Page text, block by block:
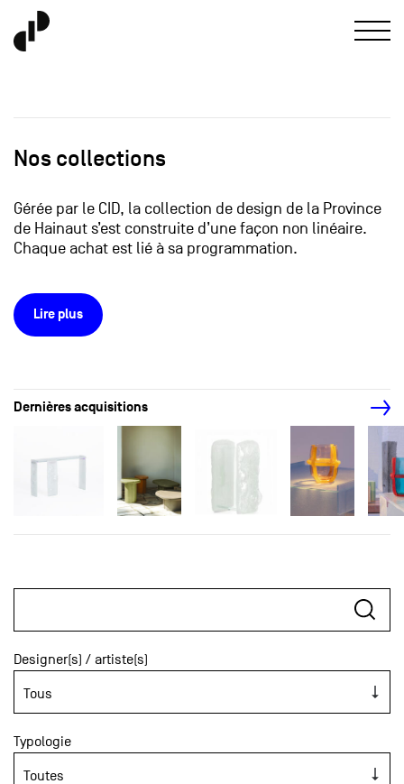
Nos collections
Gérée par le CID, la collection de design de la Province
de Hainaut s’est construite d’une façon non linéaire.
Chaque achat est lié à sa programmation.
Lire plus
Dernières acquisitions
Designer(s) / artiste(s)
Typologie